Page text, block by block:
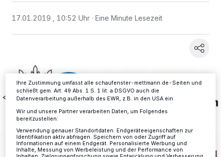
17.01.2019 , 10:52 Uhr Eine Minute Lesezeit
verarbeiten Daten, um Ihnen Dienste bereitzustellen“ aufgeführten
Zwecke. Wenn Tracker deaktiviert sind, sind manche Inhalte und
ändern oder Ihre Einwilligung zu widerrufen, indem Sie auf den Link
Informationen finden Sie in unserer Datenschutzerklärung.
Ihre Zustimmung umfasst alle schaufenster-mettmann.de-Seiten und
schließt gem. Art. 49 Abs. 1 S. 1 lit. a DSGVO auch die
Datenverarbeitung außerhalb des EWR, z.B. in den USA ein.
Wir und unsere Partner verarbeiten Daten, um Folgendes
bereitzustellen:
Verwendung genauer Standortdaten. Endgeräteeigenschaften zur
Identifikation aktiv abfragen. Speichern von oder Zugriff auf
Informationen auf einem Endgerät. Personalisierte Werbung und
Inhalte, Messung von Werbeleistung und der Performance von